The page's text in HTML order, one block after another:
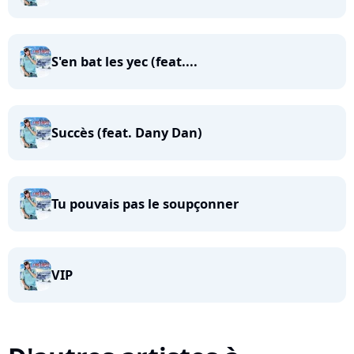
S'en bat les yec (feat....
Succès (feat. Dany Dan)
Tu pouvais pas le soupçonner
VIP